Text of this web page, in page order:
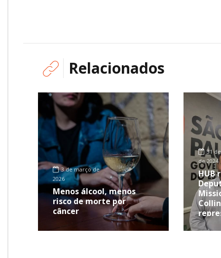
Relacionados
3 de março de
2026
Menos álcool, menos
risco de morte por
câncer
31
de 2024
HUB